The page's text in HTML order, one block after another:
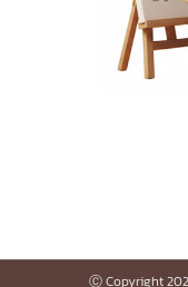
Ⓒ Copyright